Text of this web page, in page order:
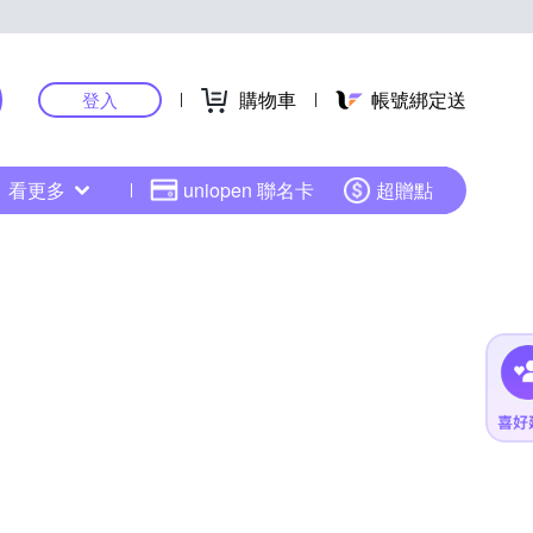
登入 購物車 帳號綁定送
看更多 uniopen 聯名卡 超贈點